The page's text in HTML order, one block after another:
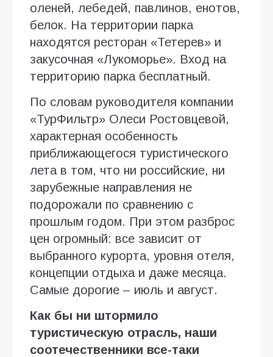
оленей, лебедей, павлинов, енотов,
белок. На территории парка
находятся ресторан «Тетерев» и
закусочная «Лукоморье». Вход на
территорию парка бесплатный.
По словам руководителя компании
«ТурФильтр» Олеси Ростовцевой,
характерная особенность
приближающегося туристического
лета в том, что ни российские, ни
зарубежные направления не
подорожали по сравнению с
прошлым годом. При этом разброс
цен огромный: все зависит от
выбранного курорта, уровня отеля,
концепции отдыха и даже месяца.
Самые дорогие – июль и август.
Как бы ни штормило
туристическую отрасль, наши
соотечественники все-таки